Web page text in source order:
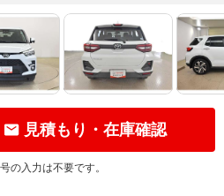
見積もり・在庫確認
の入力は不要です。